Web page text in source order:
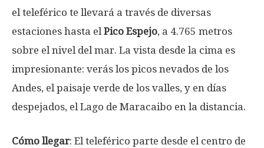
el teleférico te llevará a través de diversas
estaciones hasta elPico Espejo, a 4.765 metros
sobre el nivel del mar. La vista desde la cima es
impresionante: verás los picos nevados de los
Andes, el paisaje verde de los valles, y en días
despejados, el Lago de Maracaibo en la distancia.
Cómo llegar: El teleférico parte desde el centro de